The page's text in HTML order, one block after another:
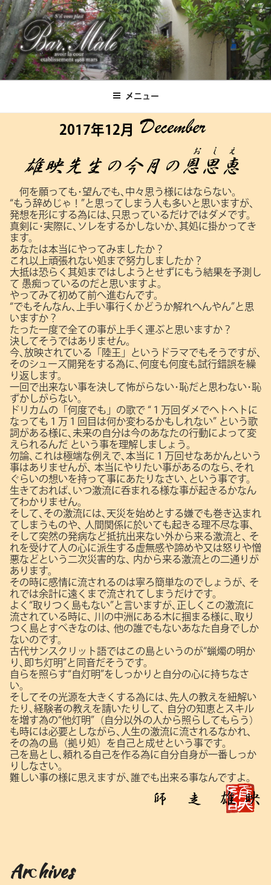
コ
ン
テ
ン
ツ
へBar.Male メニュー
2017年12月
何を願っても･望んでも､中々思う様にはならない。
“もう辞めじゃ！”と思ってしまう人も多いと思いますが､
発想を形にする為には､只思っているだけではダメです。
真剣に･実際に､ソレをするかしないか､其処に掛かってき
ます。
あなたは本当にやってみましたか？
これ以上頑張れない処まで努力しましたか？
大抵は恐らく其処まではしようとせずにもう結果を予測し
て 愚痴っているのだと思いますよ。
やってみて初めて前へ進むんです。
“でもそんなん､上手い事行くかどうか解れへんやん”と思
いますか？
たった一度で全ての事が上手く運ぶと思いますか？
決してそうではありません。
今､放映されている「陸王」というドラマでもそうですが､
そのシューズ開発をする為に､何度も何度も試行錯誤を繰
り返します。
一回で出来ない事を決して怖がらない･恥だと思わない･恥
ずかしがらない。
ドリカムの「何度でも」の歌で “１万回ダメでヘトヘトに
なっても１万１回目は何か変わるかもしれない” という歌
詞がある様に､未来の自分は今のあなたの行動によって変
えられるんだ という事を理解しましょう。
勿論､これは極端な例えで､本当に１万回せなあかんという
事はありませんが､
本当にやりたい事があるのなら､それ
ぐらいの想いを持って事にあたりなさい､という事です。
生きておれば､いつ激流に呑まれる様な事が起きるかなん
てわかりません。
そして､その激流には､天災を始めとする嫌でも巻き込まれ
てしまうものや､
人間関係に於いても起きる理不尽な事､
そして突然の発病など抵抗出来ない外から来る激流と､
そ
れを受けて人の心に派生する虚無感や諦めや又は怒りや憎
悪などという二次災害的な､
内から来る激流との二通りが
あります。
その時に感情に流されるのは寧ろ簡単なのでしょうが､
そ
れでは余計に遠くまで流されてしまうだけです。
よく“取りつく島もない”と言いますが､正しくこの激流に
流されている時に､
川の中洲にある木に掴まる様に､取り
つく島とすべきなのは､
他の誰でもないあなた自身でしか
ないのです。
古代サンスクリット語ではこの島というのが“蝋燭の明か
り､即ち灯明”と同音だそうです。
自らを照らす“自灯明”をしっかりと自分の心に持ちなさ
い。
そしてその光源を大きくする為には､先人の教えを紐解い
たり､経験者の教えを請いたりして､
自分の知恵とスキル
を増す為の“他灯明”（自分以外の人から照らしてもらう）
も時には必要としながら､人生の激流に流されるなかれ､
その為の島（拠り処）を自己と成せという事です。
己を島とし､頼れる自己を作る為に自分自身が一番しっか
りしなさい。
難しい事の様に思えますが､誰でも出来る事なんですよ。
Archives